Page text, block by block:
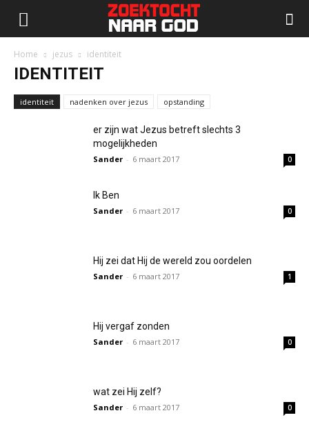
Home jezus identiteit
IDENTITEIT
identiteit nadenken over jezus opstanding
er zijn wat Jezus betreft slechts 3
mogelijkheden
Sander - 6 maart 2017 0
Ik Ben
Sander - 6 maart 2017 0
Hij zei dat Hij de wereld zou oordelen
Sander - 6 maart 2017 1
Hij vergaf zonden
Sander - 6 maart 2017 0
wat zei Hij zelf?
Sander - 6 maart 2017 0